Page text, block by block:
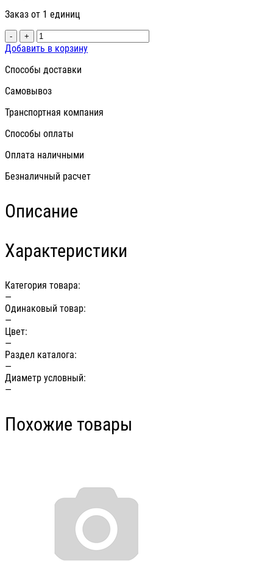
Заказ от 1 единиц
- +
Добавить в корзину
Способы доставки
Самовывоз
Транспортная компания
Способы оплаты
Оплата наличными
Безналичный расчет
Описание
Характеристики
Категория товара:
—
Одинаковый товар:
—
Цвет:
—
Раздел каталога:
—
Диаметр условный:
—
Похожие товары